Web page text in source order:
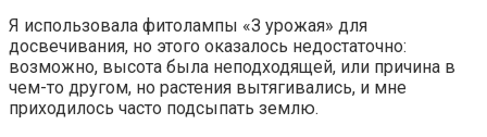
Я использовала фитолампы «З урожая» для
досвечивания, но этого оказалось недостаточно:
возможно, высота была неподходящей, или причина в
чем-то другом, но растения вытягивались, и мне
приходилось часто подсыпать землю.